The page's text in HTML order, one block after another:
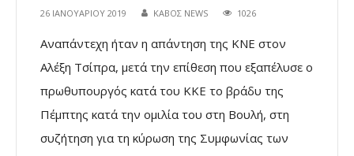
26 ΙΑΝΟΥΑΡΊΟΥ 2019 ΚΑΒΟΣ NEWS 1026
Αναπάντεχη ήταν η απάντηση της ΚΝΕ στον
Αλέξη Τσίπρα, μετά την επίθεση που εξαπέλυσε ο
πρωθυπουργός κατά του ΚΚΕ το βράδυ της
Πέμπτης κατά την ομιλία του στη Βουλή, στη
συζήτηση για τη κύρωση της Συμφωνίας των